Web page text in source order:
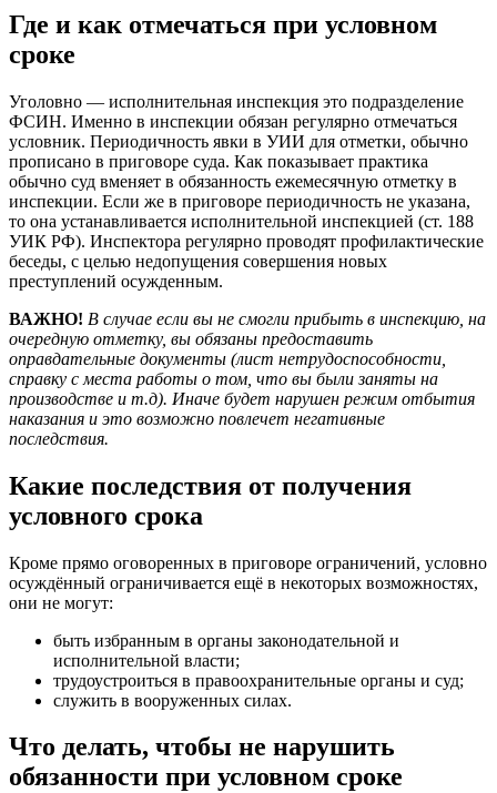
Где и как отмечаться при условном
сроке
Уголовно — исполнительная инспекция это подразделение
ФСИН. Именно в инспекции обязан регулярно отмечаться
условник. Периодичность явки в УИИ для отметки, обычно
прописано в приговоре суда. Как показывает практика
обычно суд вменяет в обязанность ежемесячную отметку в
инспекции. Если же в приговоре периодичность не указана,
то она устанавливается исполнительной инспекцией (ст. 188
УИК РФ). Инспектора регулярно проводят профилактические
беседы, с целью недопущения совершения новых
преступлений осужденным.
ВАЖНО! В случае если вы не смогли прибыть в инспекцию, на
очередную отметку, вы обязаны предоставить
оправдательные документы (лист нетрудоспособности,
справку с места работы о том, что вы были заняты на
производстве и т.д). Иначе будет нарушен режим отбытия
наказания и это возможно повлечет негативные
последствия.
Какие последствия от получения
условного срока
Кроме прямо оговоренных в приговоре ограничений, условно
осуждённый ограничивается ещё в некоторых возможностях,
они не могут:
быть избранным в органы законодательной и
исполнительной власти;
трудоустроиться в правоохранительные органы и суд;
служить в вооруженных силах.
Что делать, чтобы не нарушить
обязанности при условном сроке